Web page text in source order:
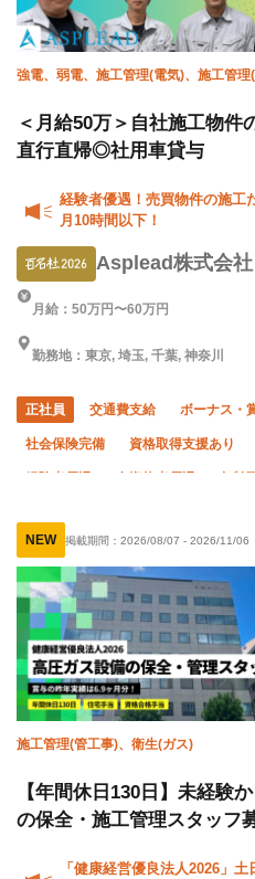
強電、弱電、施工管理(電気)、施工管理
＜月給50万＞自社施工物件
直行直帰◎社用車貸与
経験者優遇！売買物件の施工
月10時間以下！
Asplead株式会社
月給：50万円〜60万円
勤務地：東京, 埼玉, 千葉, 神奈川
正社員 交通費支給 ボーナス・
社会保険完備 資格取得支援あり
経験者優遇 有資格者優遇 年齢
車・バイク通勤OK
NEW 掲載期間： 2026/08/07 - 2026/11/06
施工管理(管工事)、衛生(ガス)
【年間休日130日】未経験
の保全・施工管理スタッフ
「健康経営優良法人2026」